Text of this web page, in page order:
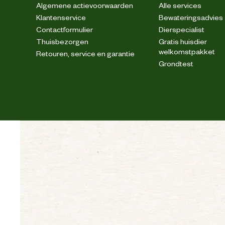
Nutritionele
toevoegingen
Nutritionele toevoegingsmiddelen:
Vitamine E: 690mg, E1 (IJzer):
E5 (Mangaan): 41mg,
Technologische
Algemene actievoorwaarden
Klantenservice
Contactformulier
Thuisbezorgen
Retouren, service en garantie
Alle services
Bewateringsadvies
Dierspecialist
Gratis huisdier
welkomstpakket
Grondtest